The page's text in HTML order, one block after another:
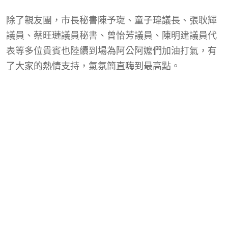
除了親友團，市長秘書陳予琁、童子瑋議長、張耿輝
議員、蔡旺璉議員秘書、曾怡芳議員、陳明建議員代
表等多位貴賓也陸續到場為阿公阿嬤們加油打氣，有
了大家的熱情支持，氣氛簡直嗨到最高點。